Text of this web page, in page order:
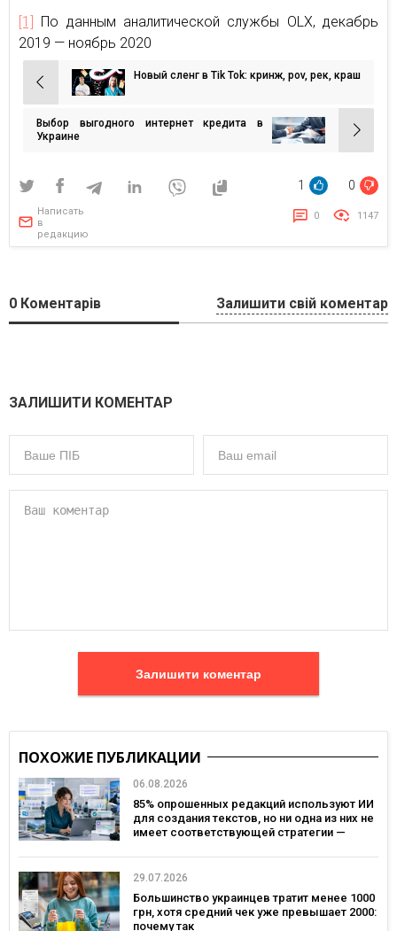
[1] По данным аналитической службы OLX, декабрь
2019 — ноябрь 2020
Навигация
по
записям
Новый сленг в Tik Tok: кринж, рov, рек, краш
Выбор выгодного интернет кредита в
Украине
1 0
Написать
в
редакцию
0 1147
0 Коментарів Залишити свій коментар
ЗАЛИШИТИ КОМЕНТАР
Залишити коментар
ПОХОЖИЕ ПУБЛИКАЦИИ
06.08.2026
85% опрошенных редакций используют ИИ
для создания текстов, но ни одна из них не
имеет соответствующей стратегии —
29.07.2026
Большинство украинцев тратит менее 1000
грн, хотя средний чек уже превышает 2000:
почему так